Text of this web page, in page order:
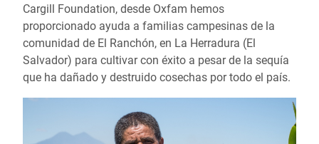
Cargill Foundation, desde Oxfam hemos
proporcionado ayuda a familias campesinas de la
comunidad de El Ranchón, en La Herradura (El
Salvador) para cultivar con éxito a pesar de la sequía
que ha dañado y destruido cosechas por todo el país.